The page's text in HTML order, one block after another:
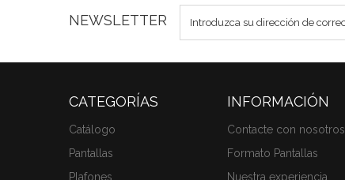
NEWSLETTER
CATEGORÍAS
Catálogo
Pantallas
Plafones
INFORMACIÓN
Contacte con nosotros
Formato Pantallas
Nuestra experiencia